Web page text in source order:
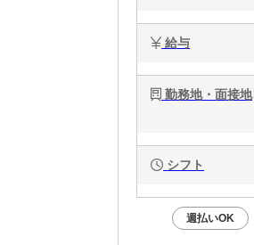
給与
勤務地・面接地
シフト
週払いOK